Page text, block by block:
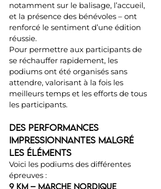
notamment sur le balisage, l’accueil,
et la présence des bénévoles – ont
renforcé le sentiment d’une édition
réussie.
Pour permettre aux participants de
se réchauffer rapidement, les
podiums ont été organisés sans
attendre, valorisant à la fois les
meilleurs temps et les efforts de tous
les participants.
Des performances
impressionnantes malgré
les éléments
Voici les podiums des différentes
épreuves :
9 km – Marche Nordique